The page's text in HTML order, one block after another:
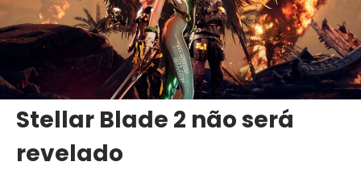
Stellar Blade 2 não será
revelado